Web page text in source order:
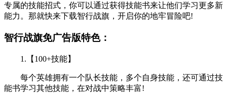
专属的技能招式，你可以通过获得技能书来让他们学习更多新
能力。那就快来下载智行战旗，开启你的地牢冒险吧!
智行战旗免广告版特色：
1.【100+技能】
每个英雄拥有一个队长技能，多个自身技能，还可通过技
能书学习其他技能，在对战中策略丰富!